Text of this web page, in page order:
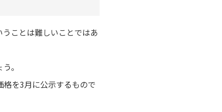
ことは難しいことではあ
。
を3月に公示するもので